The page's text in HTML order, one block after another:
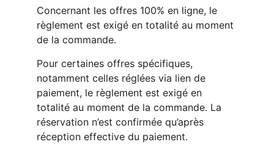
Concernant les offres 100% en ligne, le
règlement est exigé en totalité au moment
de la commande.
Pour certaines offres spécifiques,
notamment celles réglées via lien de
paiement, le règlement est exigé en
totalité au moment de la commande. La
réservation n’est confirmée qu’après
réception effective du paiement.